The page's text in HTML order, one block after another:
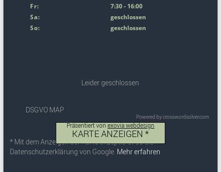
Fr:
7:30 - 16:00
Sa:
geschlossen
So:
geschlossen
Leider geschlossen
Powered by crosswordsolver.com
DSGVO MAP
KARTE ANZEIGEN *
Präsentiert vonexovia webdesign
* Mit dem Anzeigen der Karte akzeptierst du die
Datenschutzerklärung von Google. Mehr erfahren